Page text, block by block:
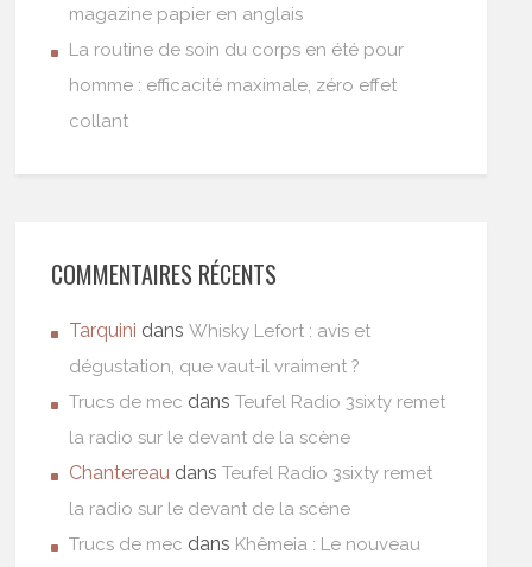
magazine papier en anglais
La routine de soin du corps en été pour
homme : efficacité maximale, zéro effet
collant
COMMENTAIRES RÉCENTS
Tarquini dansWhisky Lefort : avis et
dégustation, que vaut-il vraiment ?
Trucs de mec dansTeufel Radio 3sixty remet
la radio sur le devant de la scène
Chantereau dansTeufel Radio 3sixty remet
la radio sur le devant de la scène
Trucs de mec dans Khêmeia : Le nouveau